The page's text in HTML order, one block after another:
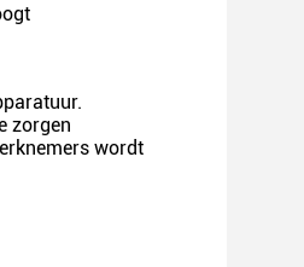
zorgen
wordt